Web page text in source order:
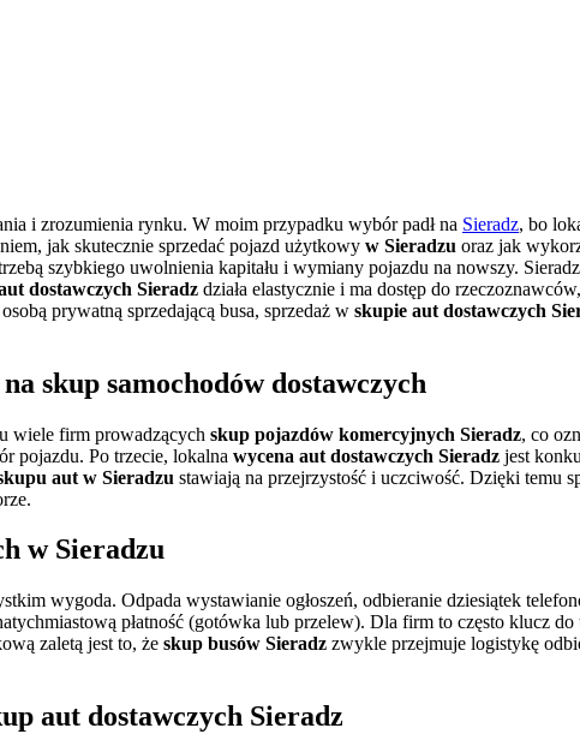
i zrozumienia rynku. W moim przypadku wybór padł na Sieradz, bo
jak skutecznie sprzedać pojazd użytkowy w Sieradzu oraz jak
szybkiego uwolnienia kapitału i wymiany pojazdu na nowszy.
dostawczych Sieradz działa elastycznie i ma dostęp do
prywatną sprzedającą busa, sprzedaż w skupie aut dostawczych
skup samochodów dostawczych
wiele firm prowadzących skup pojazdów komercyjnych Sieradz, co
pojazdu. Po trzecie, lokalna wycena aut dostawczych Sieradz jest
aut w Sieradzu stawiają na przejrzystość i uczciwość. Dzięki temu
w Sieradzu
wygoda. Odpada wystawianie ogłoszeń, odbieranie dziesiątek
płatność (gotówka lub przelew). Dla firm to często klucz
zaletą jest to, że skup busów Sieradz zwykle przejmuje logistykę
aut dostawczych Sieradz